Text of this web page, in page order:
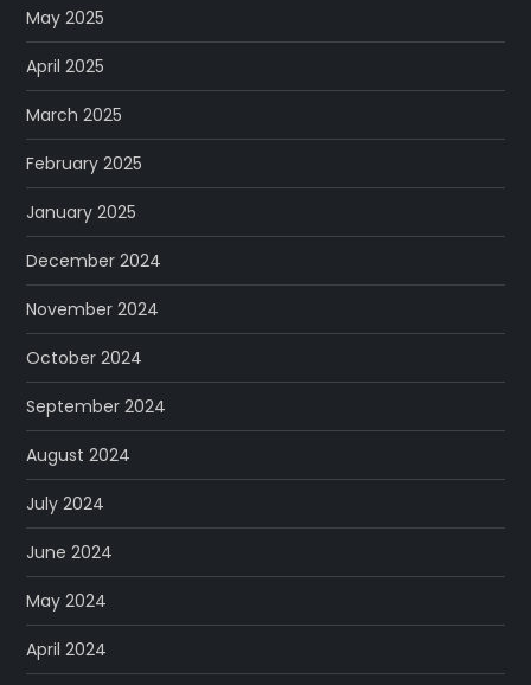
May 2025
April 2025
March 2025
February 2025
January 2025
December 2024
November 2024
October 2024
September 2024
August 2024
July 2024
June 2024
May 2024
April 2024